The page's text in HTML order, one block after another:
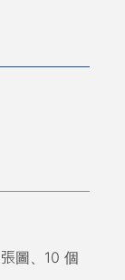
圖、10 個